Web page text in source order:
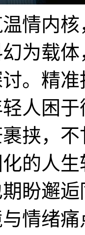
情内
为载
。精
人困
挟，
的人
盼邂
情绪